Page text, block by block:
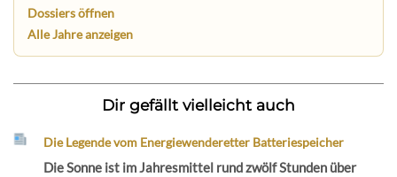
Dossiers öffnen
Alle Jahre anzeigen
Dir gefällt vielleicht auch
Die Legende vom Energiewenderetter Batteriespeicher
Die Sonne ist im Jahresmittel rund zwölf Stunden über